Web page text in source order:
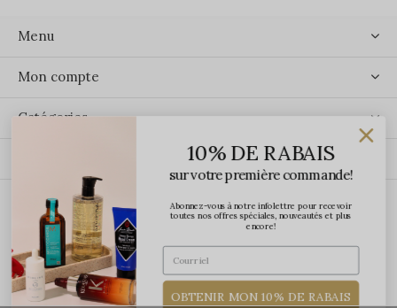
Menu
Mon compte
Catégories
ÉCRIVEZ-NOUS
10% DE RABAIS
sur votre première commande!
Abonnez-vous à notre infolettre pour recevoir
toutes nos offres spéciales, nouveautés et plus
encore!
OBTENIR MON 10% DE RABAIS